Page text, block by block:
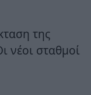
της
νέοι σταθμοί